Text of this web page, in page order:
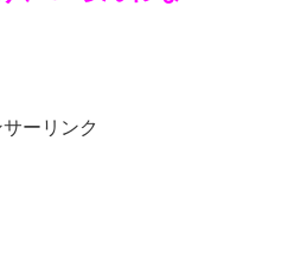
ーリンク